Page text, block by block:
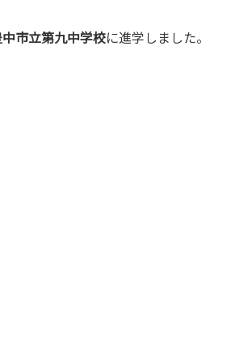
市立第九中学校に進学しました。